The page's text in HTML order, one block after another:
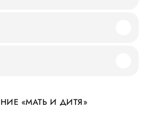
«МАТЬ И ДИТЯ»